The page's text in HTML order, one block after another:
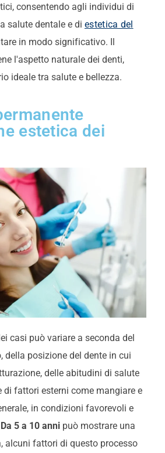
consentendo agli individui di
salute dentale e di estetica del
in modo significativo. Il
l'aspetto naturale dei denti,
ideale tra salute e bellezza.
estetica dei
casi può variare a seconda del
della posizione del dente in cui
delle abitudini di salute
di fattori esterni come mangiare e
in condizioni favorevoli e
Da 5 a 10 anni può mostrare una
alcuni fattori di questo processo